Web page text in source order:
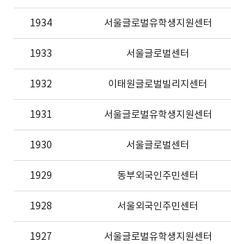
1934 서울글로벌유학생지원센터
1933 서울글로벌센터
1932 이태원글로벌빌리지센터
1931 서울글로벌유학생지원센터
1930 서울글로벌센터
1929 동부외국인주민센터
1928 서울외국인주민센터
1927 서울글로벌유학생지원센터